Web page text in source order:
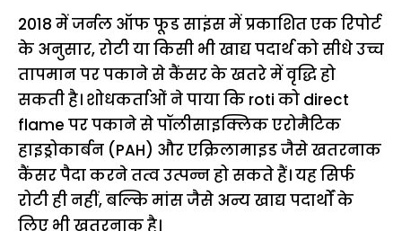
2018 में जर्नल ऑफ फूड साइंस में प्रकाशित एक रिपोर्ट
के अनुसार, रोटी या किसी भी खाद्य पदार्थ को सीधे उच्च
तापमान पर पकाने से कैंसर के खतरे में वृद्धि हो
सकती है। शोधकर्ताओं ने पाया कि roti को direct
flame पर पकाने से पॉलीसाइक्लिक एरोमैटिक
हाइड्रोकार्बन (PAH) और एक्रिलामाइड जैसे खतरनाक
कैंसर पैदा करने तत्व उत्पन्न हो सकते हैं। यह सिर्फ
रोटी ही नहीं, बल्कि मांस जैसे अन्य खाद्य पदार्थों के
लिए भी खतरनाक है।